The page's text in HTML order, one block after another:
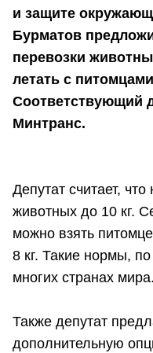
и защите
Бурматов
перевозки
летать с
Соответствующий
Минтранс.
Депутат считает,
животных до 10 кг.
можно взять
8 кг. Такие нормы,
многих странах мира.
Также депутат
дополнительную